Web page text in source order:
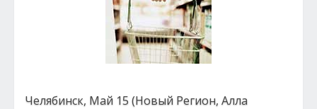
Челябинск, Май 15 (Новый Регион, Алла